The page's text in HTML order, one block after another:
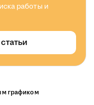
работы и
графиком